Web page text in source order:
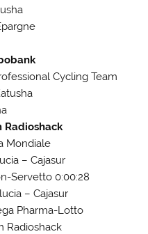
Cycling Team
Radioshack
Mondiale
– Cajasur
Servetto 0:00:28
– Cajasur
Pharma-Lotto
Radioshack